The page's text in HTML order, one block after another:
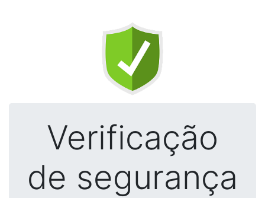
Verificação
de segurança